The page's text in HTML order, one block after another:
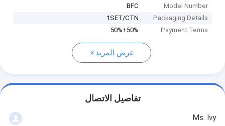
Model Number
BFC
Packaging Details
1SET/CTN
Payment Terms
50%+50%
عرض المزيد
تفاصيل الاتصال
Ms. Ivy